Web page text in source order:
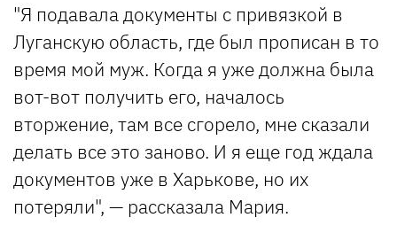
"Я подавала документы с привязкой в ​​
Луганскую область, где был прописан в то
время мой муж. Когда я уже должна была
вот-вот получить его, началось
вторжение, там все сгорело, мне сказали
делать все это заново. И я еще год ждала
документов уже в Харькове, но их
потеряли", — рассказала Мария.